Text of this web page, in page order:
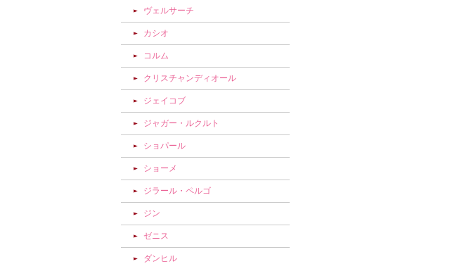
ヴェルサーチ
カシオ
コルム
クリスチャンディオール
ジェイコブ
ジャガー・ルクルト
ショパール
ショーメ
ジラール・ペルゴ
ジン
ゼニス
ダンヒル